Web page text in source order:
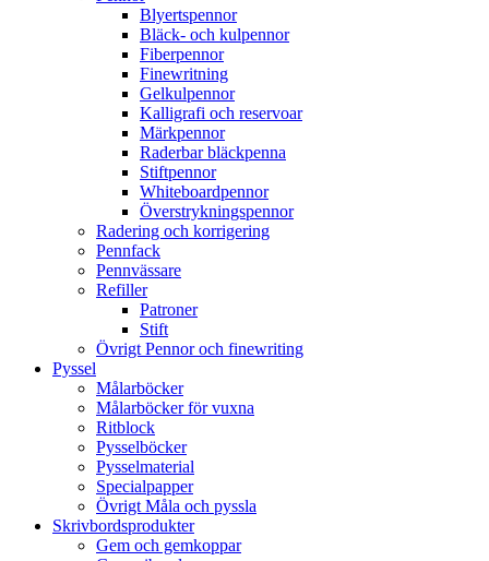
Blyertspennor
Bläck- och kulpennor
Fiberpennor
Finewritning
Gelkulpennor
Kalligrafi och reservoar
Märkpennor
Raderbar bläckpenna
Stiftpennor
Whiteboardpennor
Överstrykningspennor
Radering och korrigering
Pennfack
Pennvässare
Refiller
Patroner
Stift
Övrigt Pennor och finewriting
Pyssel
Målarböcker
Målarböcker för vuxna
Ritblock
Pysselböcker
Pysselmaterial
Specialpapper
Övrigt Måla och pyssla
Skrivbordsprodukter
Gem och gemkoppar